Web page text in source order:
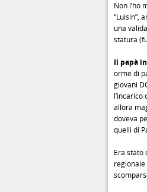
Non l’ho
“Luisin”,
una
statura
Il papà
orme di
giovani
allora
doveva
quelli di
Era stato